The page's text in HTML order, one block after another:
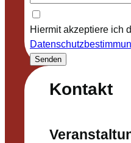
Kontakt
Hiermit akzeptiere ich
Senden